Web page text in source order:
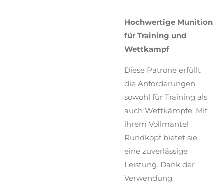
Hochwertige Munition
für Training und
Wettkampf
Diese Patrone erfüllt
die Anforderungen
sowohl für Training als
auch Wettkämpfe. Mit
ihrem Vollmantel
Rundkopf bietet sie
eine zuverlässige
Leistung. Dank der
Verwendung